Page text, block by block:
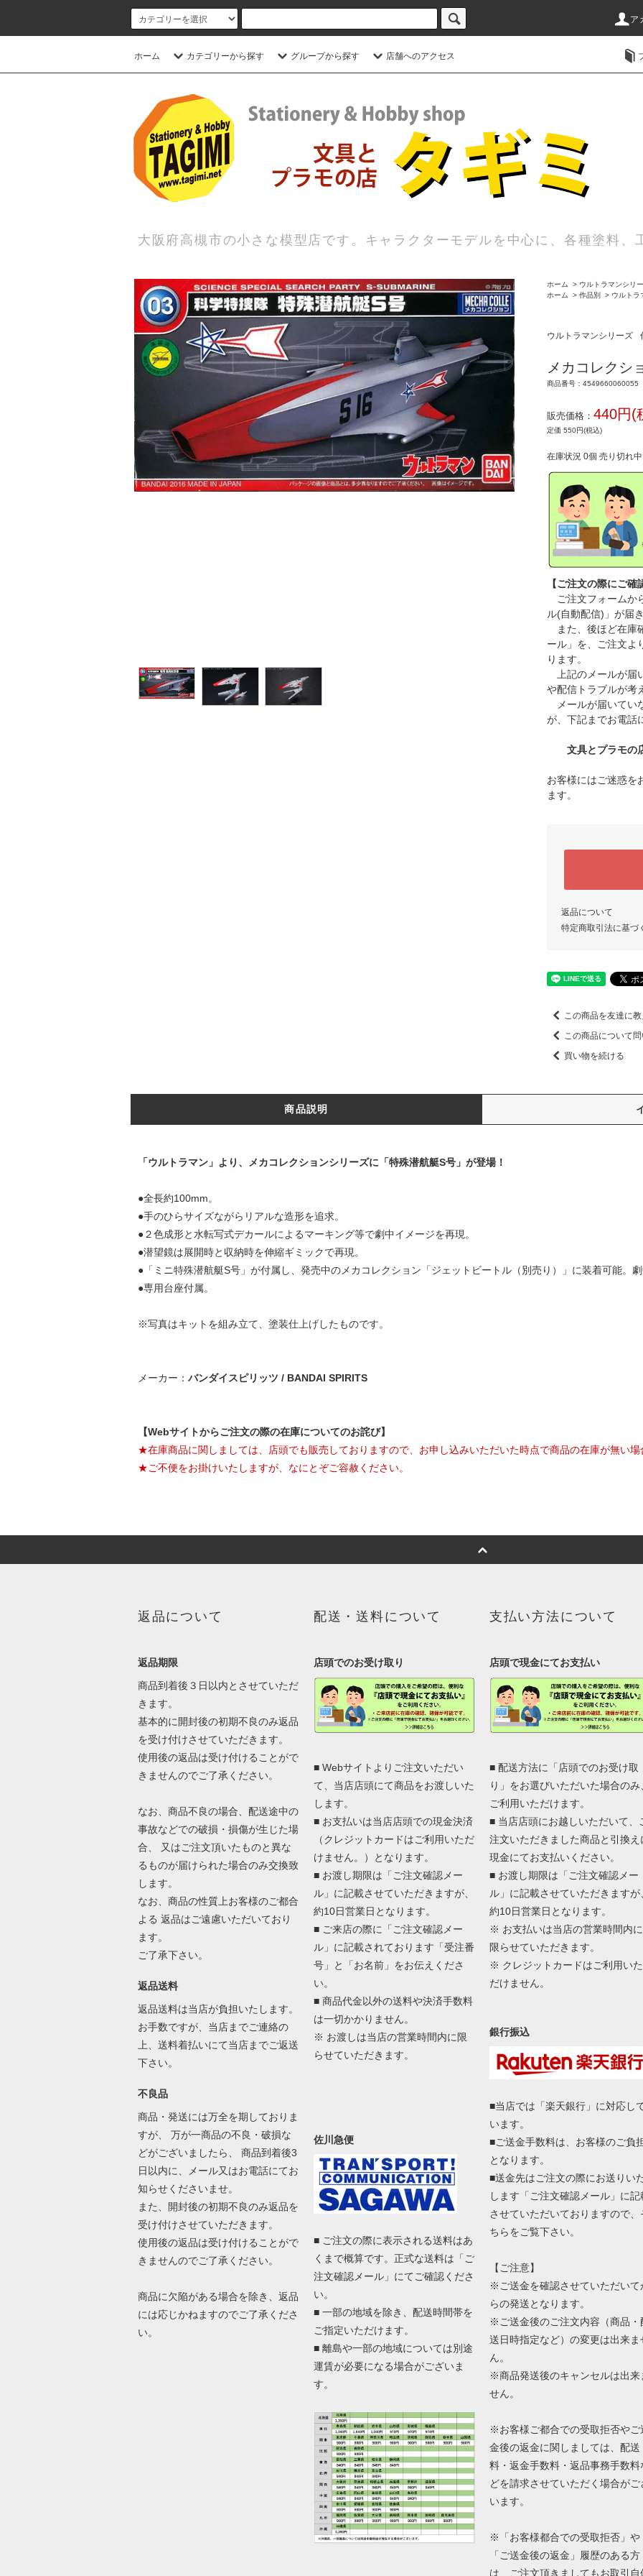
ア
ホーム カテゴリーから探す グループから探す 店舗へのアクセス
大阪府高槻市の小さな模型店です。キャラクターモデルを中心に、各種塗料、
ホーム > ウルトラマンシリ
ホーム
> 作品別 > ウルトラ
ウルトラマンシリーズ
メカコレクシ
商品番号：4549660060055
販売価格： 440円(
定価 550円(税込)
在庫状況 0個 売り切れ
【ご注文の際にご確
ご注文フォームか
ル(自動配信)」が届き
また、後ほど在庫
ール」を、ご注文よ
ります。
上記のメールが届
や配信トラブルが考
メールが届いてい
が、下記までお電話
文具とプラモ
お客様にはご迷惑を
ます。
返品について
特定商取引法に基づ
この商品を友達に教
この商品について
買い物を続ける
商品説明
「ウルトラマン」より、メカコレクションシリーズに「特殊潜航艇S号」が登場！
●全長約100mm。
●手のひらサイズながらリアルな造形を追求。
●２色成形と水転写式デカールによるマーキング等で劇中イメージを再現。
●潜望鏡は展開時と収納時を伸縮ギミックで再現。
●「ミニ特殊潜航艇S号」が付属し、発売中のメカコレクション「ジェットビートル（別売り）」に装着可能。劇
●専用台座付属。
※写真はキットを組み立て、塗装仕上げしたものです。
メーカー： バンダイスピリッツ / BANDAI SPIRITS
【Webサイトからご注文の際の在庫についてのお詫び】
★在庫商品に関しましては、店頭でも販売しておりますので、お申し込みいただいた時点で商品の在庫が無い場
★ご不便をお掛けいたしますが、なにとぞご容赦ください。
返品について
返品期限
商品到着後３日以内とさせていただ
きます。
基本的に開封後の初期不良のみ返品
を受け付けさせていただきます。
使用後の返品は受け付けることがで
きませんのでご了承ください。
なお、商品不良の場合、配送途中の
事故などでの破損・損傷が生じた場
合、 又はご注文頂いたものと異な
るものが届けられた場合のみ交換致
します。
なお、商品の性質上お客様のご都合
よる 返品はご遠慮いただいており
ます。
ご了承下さい。
返品送料
返品送料は当店が負担いたします。
お手数ですが、当店までご連絡の
上、送料着払いにて当店までご返送
下さい。
不良品
商品・発送には万全を期しておりま
すが、 万が一商品の不良・破損な
どがございましたら、 商品到着後3
日以内に、メール又はお電話にてお
知らせくださいませ。
また、開封後の初期不良のみ返品を
受け付けさせていただきます。
使用後の返品は受け付けることがで
きませんのでご了承ください。
商品に欠陥がある場合を除き、返品
には応じかねますのでご了承くださ
い。
配送・送料について
店頭でのお受け取り
■ Webサイトよりご注文いただい
て、当店店頭にて商品をお渡しいた
します。
■ お支払いは当店店頭での現金決済
（クレジットカードはご利用いただ
けません。）となります。
■ お渡し期限は「ご注文確認メー
ル」に記載させていただきますが、
約10日営業日となります。
■ ご来店の際に「ご注文確認メー
ル」に記載されております「受注番
号」と「お名前」をお伝えくださ
い。
■ 商品代金以外の送料や決済手数料
は一切かかりません。
※ お渡しは当店の営業時間内に限
らせていただきます。
佐川急便
■ ご注文の際に表示される送料はあ
くまで概算です。正式な送料は「ご
注文確認メール」にてご確認くださ
い。
■ 一部の地域を除き、配送時間帯を
ご指定いただけます。
■ 離島や一部の地域については別途
運賃が必要になる場合がございま
す。
支払い方法について
店頭で現金にてお支払い
■ 配送方法に「店頭でのお受け取
り」をお選びいただいた場合のみ
ご利用いただけます。
■ 当店店頭にお越しいただいて、
注文いただきました商品と引換え
現金にてお支払いください。
■ お渡し期限は「ご注文確認メー
ル」に記載させていただきますが
約10日営業日となります。
※ お支払いは当店の営業時間内に
限らせていただきます。
※ クレジットカードはご利用いた
だけません。
銀行振込
■当店では「楽天銀行」に対応し
います。
■ご送金手数料は、お客様のご負
となります。
■送金先はご注文の際にお送りい
します「ご注文確認メール」に記
させていただいておりますので、
ちらをご覧下さい。
【ご注意】
※ご送金を確認させていただいて
らの発送となります。
※ご送金後のご注文内容（商品・
送日時指定など）の変更は出来ま
ん。
※商品発送後のキャンセルは出来
せん。
※お客様ご都合での受取拒否やご
金後の返金に関しましては、配送
料・返金手数料・返品事務手数料
どを請求させていただく場合がご
います。
※「お客様都合での受取拒否」や
「ご送金後の返金」履歴のある方
は、ご注文頂きましてもお取引自